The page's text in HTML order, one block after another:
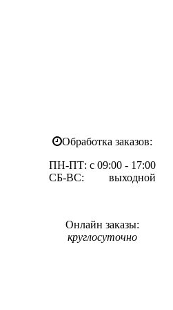
Обработка заказов:
ПН-ПТ: с 09:00 - 17:00
СБ-ВС: выходной
Онлайн заказы:
круглосуточно